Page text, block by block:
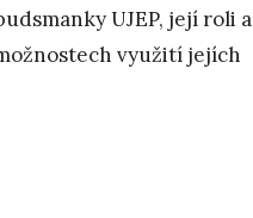
UJEP, její roli a
využití jejích